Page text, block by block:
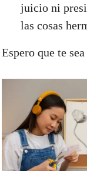
juicio ni
las cosas
Espero que te